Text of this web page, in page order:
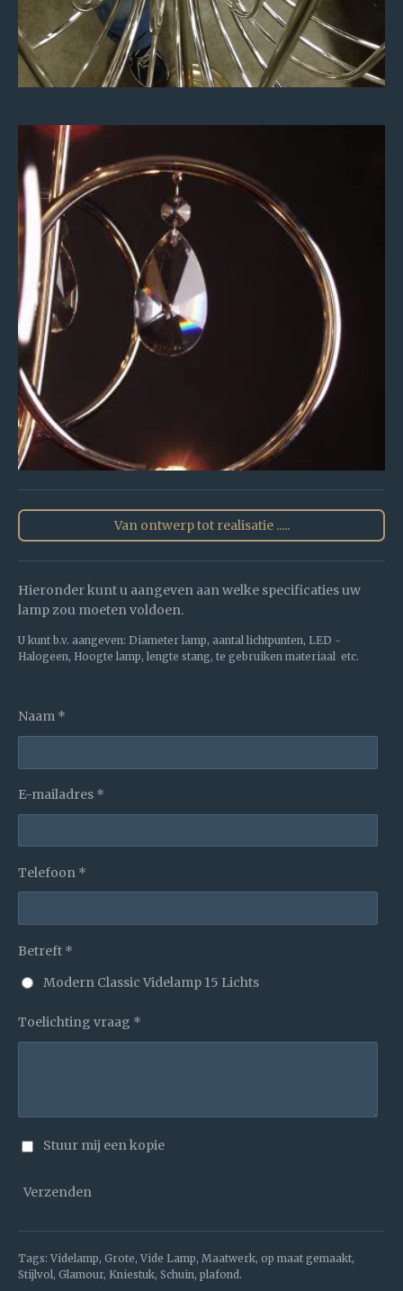
Van ontwerp tot realisatie .....
Hieronder kunt u aangeven aan welke specificaties uw
lamp zou moeten voldoen.
U kunt b.v. aangeven: Diameter lamp, aantal lichtpunten, LED -
Halogeen, Hoogte lamp, lengte stang, te gebruiken materiaal etc.
Naam *
E-mailadres *
Telefoon *
Betreft *
Modern Classic Videlamp 15 Lichts
Toelichting vraag *
Stuur mij een kopie
Verzenden
Tags: Videlamp, Grote, Vide Lamp, Maatwerk, op maat gemaakt,
Stijlvol, Glamour, Kniestuk, Schuin, plafond.